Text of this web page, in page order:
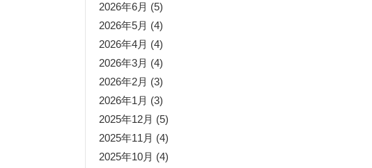
2026年6月 (5)
2026年5月 (4)
2026年4月 (4)
2026年3月 (4)
2026年2月 (3)
2026年1月 (3)
2025年12月 (5)
2025年11月 (4)
2025年10月 (4)